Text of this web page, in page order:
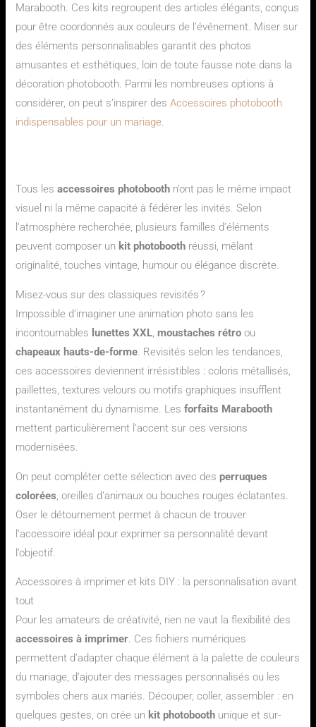
Marabooth. Ces kits regroupent des articles élégants, conçus
pour être coordonnés aux couleurs de l’événement. Miser sur
des éléments personnalisables garantit des photos
amusantes et esthétiques, loin de toute fausse note dans la
décoration photobooth. Parmi les nombreuses options à
considérer, on peut s’inspirer desAccessoires photobooth
indispensables pour un mariage.
Tous lesaccessoires photobooth n’ont pas le même impact
visuel ni la même capacité à fédérer les invités. Selon
l’atmosphère recherchée, plusieurs familles d’éléments
peuvent composer un kit photobooth réussi, mêlant
originalité, touches vintage, humour ou élégance discrète.
Misez-vous sur des classiques revisités ?
Impossible d’imaginer une animation photo sans les
incontournables lunettes XXL,moustaches rétro ou
chapeaux hauts-de-forme. Revisités selon les tendances,
ces accessoires deviennent irrésistibles : coloris métallisés,
paillettes, textures velours ou motifs graphiques insufflent
instantanément du dynamisme. Lesforfaits Marabooth
mettent particulièrement l’accent sur ces versions
modernisées.
On peut compléter cette sélection avec desperruques
colorées, oreilles d’animaux ou bouches rouges éclatantes.
Oser le détournement permet à chacun de trouver
l’accessoire idéal pour exprimer sa personnalité devant
l’objectif.
Accessoires à imprimer et kits DIY : la personnalisation avant
tout
Pour les amateurs de créativité, rien ne vaut la flexibilité des
accessoires à imprimer. Ces fichiers numériques
permettent d’adapter chaque élément à la palette de couleurs
du mariage, d’ajouter des messages personnalisés ou les
symboles chers aux mariés. Découper, coller, assembler : en
quelques gestes, on crée un kit photobooth unique et sur-